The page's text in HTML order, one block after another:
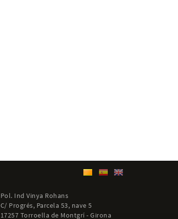
Pol. Ind Vinya Rohans
C/ Progrés, Parcela 53, nave 5
17257 Torroella de Montgrí - Girona